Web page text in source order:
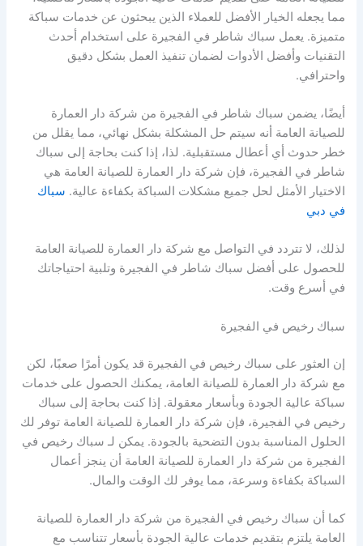
مما يجعله الخيار الأفضل للعملاء الذين يبحثون عن خدمات سباكة
متميزة. يعمل سباك شاطر في الفجيرة على استخدام أحدث
التقنيات وأفضل الأدوات لضمان تنفيذ العمل بشكل دقيق
واحترافي.
أيضًا، يضمن سباك شاطر في الفجيرة من شركة دار العمارة
للصيانة العامة أنه سيتم حل المشكلة بشكل نهائي، مما يقلل من
خطر حدوث أي أعطال مستقبلية. لذا، إذا كنت بحاجة إلى سباك
شاطر في الفجيرة، فإن شركة دار العمارة للصيانة العامة هي
الاختيار الأمثل لحل جميع مشكلات السباكة بكفاءة عالية. سباك
في دبي
لذلك، لا تتردد في التواصل مع شركة دار العمارة للصيانة العامة
للحصول على أفضل سباك شاطر في الفجيرة وتلبية احتياجاتك
في أسرع وقت.
سباك رخيص في الفجيرة
إن العثور على سباك رخيص في الفجيرة قد يكون أمرًا صعبًا، لكن
مع شركة دار العمارة للصيانة العامة، يمكنك الحصول على خدمات
سباكة عالية الجودة وبأسعار معقولة. إذا كنت بحاجة إلى سباك
رخيص في الفجيرة، فإن شركة دار العمارة للصيانة العامة توفر لك
الحلول المناسبة بدون التضحية بالجودة. يمكن لـ سباك رخيص في
الفجيرة من شركة دار العمارة للصيانة العامة أن ينجز أعمال
السباكة بكفاءة وسرعة، مما يوفر لك الوقت والمال.
كما أن سباك رخيص في الفجيرة من شركة دار العمارة للصيانة
العامة يلتزم بتقديم خدمات عالية الجودة بأسعار تتناسب مع